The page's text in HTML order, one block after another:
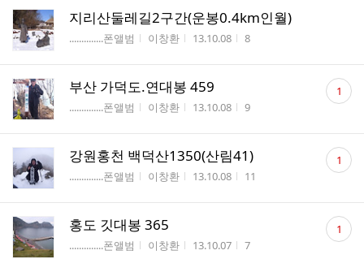
지리산둘레길2구간(운봉0.4km인월)
게시판명
..............폰앨범 작성자
이창환 작성시간
13.10.08 조회수
8
부산 가덕도.연대봉 459
게시판명
..............폰앨범 작성자
이창환 작성시간
13.10.08 조회수
9
댓
글 1
강원홍천 백덕산1350(산림41)
게시판명
..............폰앨범 작성자
이창환 작성시간
13.10.08 조회수
11
댓
글 1
홍도 깃대봉 365
게시판명
..............폰앨범 작성자
이창환 작성시간
13.10.07 조회수
7
댓
글 1